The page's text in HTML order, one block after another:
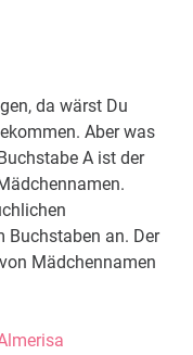
da wärst Du
Aber was
A ist der
Buchstaben an. Der
Mädchennamen